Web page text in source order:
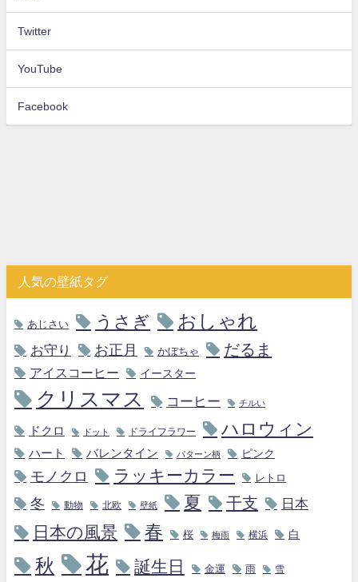
Twitter
YouTube
Facebook
人気の壁紙タグ
あじさい うさぎ おしゃれ
お守り お正月 かぼちゃ だるま
アイスコーヒー イースター
クリスマス コーヒー チルい
ドクロ ドット ドライフラワー ハロウィン
ハート バレンタイン パターン柄 ピンク
モノクロ ラッキーカラー レトロ
冬 動物 北欧 壁紙 夏 干支 日本
日本の風景 春 桜 梅雨 横浜 白
秋 花 誕生日 金運 雨 雪